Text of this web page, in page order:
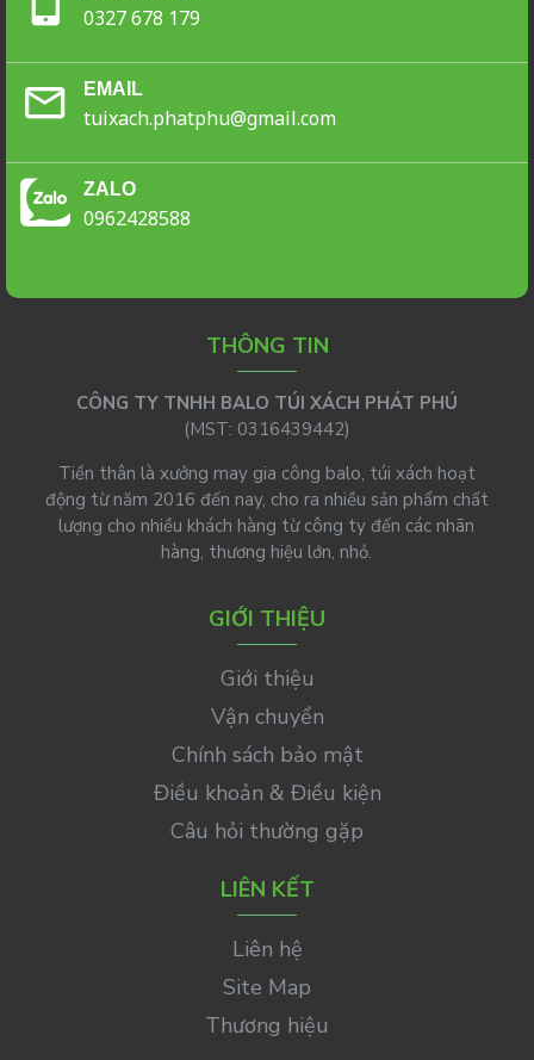
0327 678 179
EMAIL
tuixach.phatphu@gmail.com
ZALO
0962428588
THÔNG TIN
CÔNG TY TNHH BALO TÚI XÁCH PHÁT PHÚ
(MST: 0316439442)
Tiền thân là xưởng may gia công balo, túi xách hoạt
động từ năm 2016 đến nay, cho ra nhiều sản phẩm chất
lượng cho nhiều khách hàng từ công ty đến các nhãn
hàng, thương hiệu lớn, nhỏ.
GIỚI THIỆU
Giới thiệu
Vận chuyển
Chính sách bảo mật
Điều khoản & Điều kiện
Câu hỏi thường gặp
LIÊN KẾT
Liên hệ
Site Map
Thương hiệu